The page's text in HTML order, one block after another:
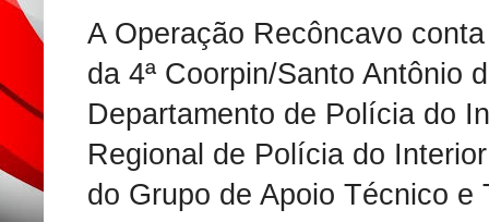
A Operação Recôncavo
da 4ª Coorpin/Santo Antônio
Departamento de Polícia do
Regional de Polícia do
do Grupo de Apoio Técnico e